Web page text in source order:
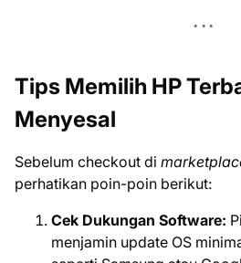
Tips Memilih HP
Menyesal
Sebelum checkout di
perhatikan poin-poin berikut:
Cek Dukungan Software:
menjamin update OS